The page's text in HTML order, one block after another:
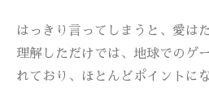
はっきり言ってしまうと、愛は
理解しただけでは、地球でのゲ
れており、ほとんどポイントに